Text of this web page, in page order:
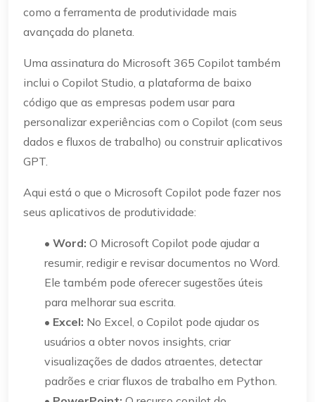
como a ferramenta de produtividade mais
avançada do planeta.
Uma assinatura do Microsoft 365 Copilot também
inclui o Copilot Studio, a plataforma de baixo
código que as empresas podem usar para
personalizar experiências com o Copilot (com seus
dados e fluxos de trabalho) ou construir aplicativos
GPT.
Aqui está o que o Microsoft Copilot pode fazer nos
seus aplicativos de produtividade:
• Word: O Microsoft Copilot pode ajudar a
resumir, redigir e revisar documentos no Word.
Ele também pode oferecer sugestões úteis
para melhorar sua escrita.
• Excel: No Excel, o Copilot pode ajudar os
usuários a obter novos insights, criar
visualizações de dados atraentes, detectar
padrões e criar fluxos de trabalho em Python.